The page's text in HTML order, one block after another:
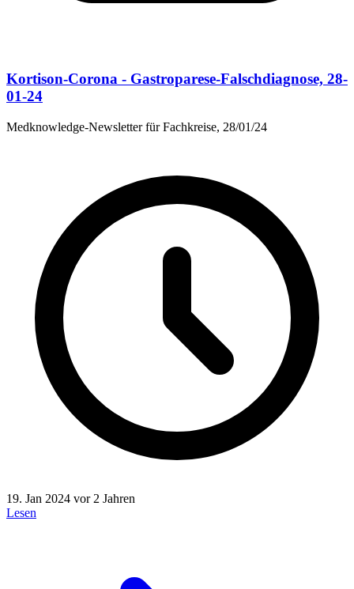
Kortison-Corona - Gastroparese-Falschdiagnose, 28-
01-24
Medknowledge-Newsletter für Fachkreise, 28/01/24
19. Jan 2024 vor 2 Jahren
Lesen